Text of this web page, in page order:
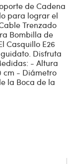
de Cadena
para lograr el
Trenzado
Bombilla de
Casquillo E26
Disfruta
- Altura
cm - Diámetro
la Boca de la